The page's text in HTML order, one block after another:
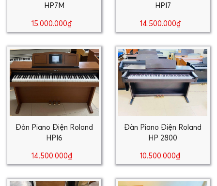
HP7M
15.000.000₫
HPI7
14.500.000₫
Đàn Piano Điện Roland
HPI6
14.500.000₫
Đàn Piano Điện Roland
HP 2800
10.500.000₫